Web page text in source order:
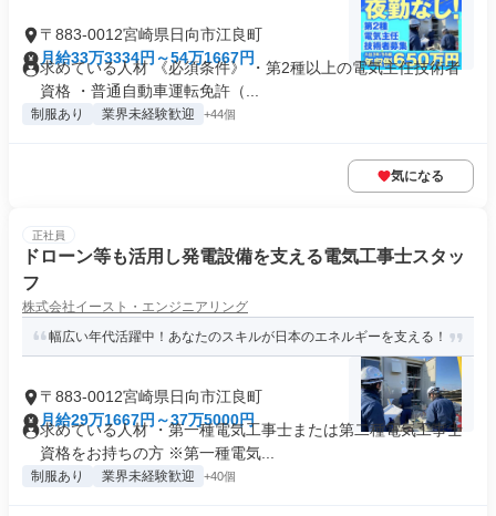
〒883-0012宮崎県日向市江良町
月給33万3334円～54万1667円
求めている人材 《必須条件》 ・第2種以上の電気主任技術者
資格 ・普通自動車運転免許（...
制服あり 業界未経験歓迎 +44個
気になる
正社員
ドローン等も活用し発電設備を支える電気工事士スタッ
フ
株式会社イースト・エンジニアリング
幅広い年代活躍中！あなたのスキルが日本のエネルギーを支える！
〒883-0012宮崎県日向市江良町
月給29万1667円～37万5000円
求めている人材 ・第一種電気工事士または第二種電気工事士
資格をお持ちの方 ※第一種電気...
制服あり 業界未経験歓迎 +40個